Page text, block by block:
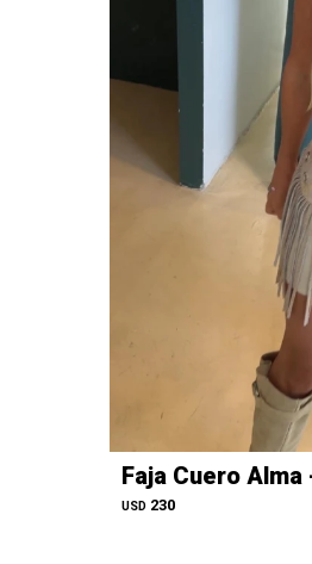
Faja Cuero Alma
USD 230